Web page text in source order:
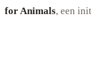
for Animals, een